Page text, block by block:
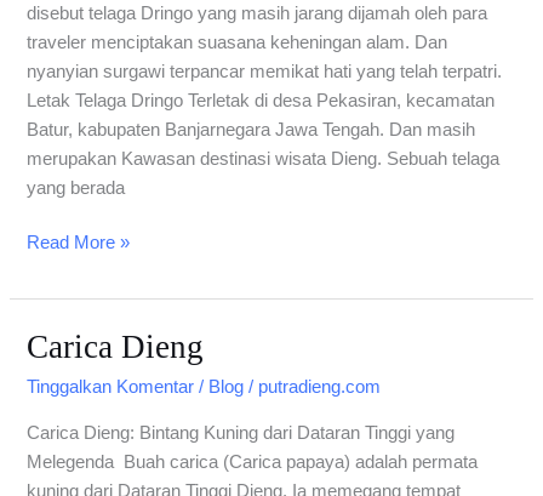
disebut telaga Dringo yang masih jarang dijamah oleh para
traveler menciptakan suasana keheningan alam. Dan
nyanyian surgawi terpancar memikat hati yang telah terpatri.
Letak Telaga Dringo Terletak di desa Pekasiran, kecamatan
Batur, kabupaten Banjarnegara Jawa Tengah. Dan masih
merupakan Kawasan destinasi wisata Dieng. Sebuah telaga
yang berada
Read More »
Carica Dieng
Tinggalkan Komentar / Blog / putradieng.com
Carica Dieng: Bintang Kuning dari Dataran Tinggi yang
Melegenda Buah carica (Carica papaya) adalah permata
kuning dari Dataran Tinggi Dieng. Ia memegang tempat
Carica